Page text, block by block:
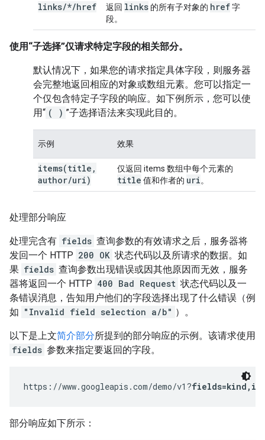
links/*/href 返回 links 的所有子对象的 href字
段。
使用“子选择”仅请求特定字段的相关部分。
默认情况下，如果您的请求指定具体字段，则服务器
会完整地返回相应的对象或数组元素。您可以指定一
个仅包含特定子字段的响应。如下例所示，您可以使
用“ ( ) ”子选择语法来实现此目的。
示例 效果
items(title ,
author/uri)
仅返回 items 数组中每个元素的
title 值和作者的 uri。
处理部分响应
处理完含有 fields 查询参数的有效请求之后，服务器将
发回一个 HTTP 200 OK 状态代码以及所请求的数据。如
果 fields 查询参数出现错误或因其他原因而无效，服务
器将返回一个 HTTP 400 Bad Request 状态代码以及一
条错误消息，告知用户他们的字段选择出现了什么错误（例
如 "Invalid field selection a/b" ）。
以下是上文简介部分所提到的部分响应的示例。该请求使用
fields 参数来指定要返回的字段。
https://www.googleapis.com/demo/v1?
部分响应如下所示：